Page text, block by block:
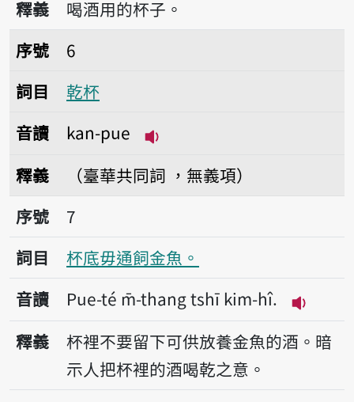
釋義
喝酒用的杯子。
序號6乾杯
序號
6
詞目
乾杯
音讀
kan-pue
釋義
（臺華共同詞 ，無義項）
序號7杯底毋通飼金魚。
序號
7
詞目
杯底毋通飼金魚。
音讀
Pue-té m̄-thang tshī kim-hî.
播放
釋義
杯裡不要留下可供放養金魚的酒。暗
示人把杯裡的酒喝乾之意。